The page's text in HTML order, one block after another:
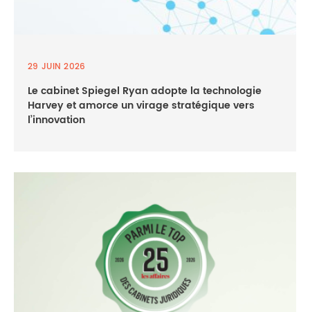
29 JUIN 2026
Le cabinet Spiegel Ryan adopte la technologie
Harvey et amorce un virage stratégique vers
l’innovation